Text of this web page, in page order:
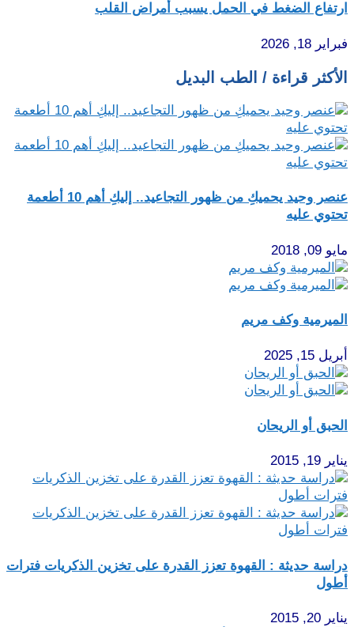
ارتفاع الضغط في الحمل يسبب أمراض القلب
فبراير 18, 2026
الأكثر قراءة / الطب البديل
عنصر وحيد يحميكِ من ظهور التجاعيد.. إليكِ أهم 10 أطعمة
تحتوي عليه
مايو 09, 2018
الميرمية وكف مريم
أبريل 15, 2025
الحبق أو الريحان
يناير 19, 2015
دراسة حديثة : القهوة تعزز القدرة على تخزين الذكريات فترات
أطول
يناير 20, 2015